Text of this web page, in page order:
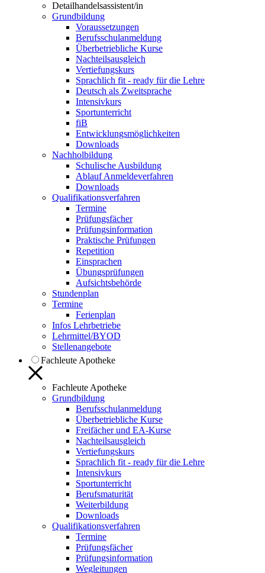
Detailhandelsassistent/in
Grundbildung
Voraussetzungen
Berufsschulanmeldung
Überbetriebliche Kurse
Nachteilsausgleich
Vertiefungskurs
Sprachlich fit - ready für die Lehre
Deutsch als Zweitsprache
Intensivkurs
Sportunterricht
fiB
Entwicklungsmöglichkeiten
Downloads
Nachholbildung
Schulische Ausbildung
Ablauf Anmeldeverfahren
Downloads
Qualifikationsverfahren
Termine
Prüfungsfächer
Prüfungsinformation
Praktische Prüfungen
Repetition
Einsprachen
Übungsprüfungen
Aufsichtsbehörde
Stundenplan
Termine
Ferienplan
Infos Lehrbetriebe
Lehrmittel/BYOD
Stellenangebote
Fachleute Apotheke
Fachleute Apotheke
Grundbildung
Berufsschulanmeldung
Überbetriebliche Kurse
Freifächer und EA-Kurse
Nachteilsausgleich
Vertiefungskurs
Sprachlich fit - ready für die Lehre
Intensivkurs
Sportunterricht
Berufsmaturität
Weiterbildung
Downloads
Qualifikationsverfahren
Termine
Prüfungsfächer
Prüfungsinformation
Wegleitungen